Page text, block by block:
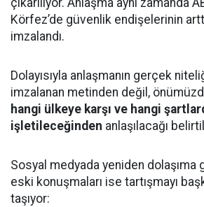
çıkarılıyor. Anlaşma aynı zamanda
Körfez’de güvenlik endişelerinin
imzalandı.
Dolayısıyla anlaşmanın gerçek
imzalanan metinden değil,
hangi ülkeye karşı ve hangi
işletileceğinden anlaşılacağı
Sosyal medyada yeniden dolaşıma
eski konuşmaları ise tartışmayı
taşıyor: